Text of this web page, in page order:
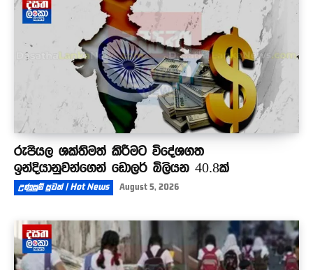
රුපියල ශක්තිමත් කිරීමට විදේශගත
ඉන්දියානුවන්ගෙන් ඩොලර් බිලියන 40.8ක්
උණුසුම් පුවත් | Hot News August 5, 2026